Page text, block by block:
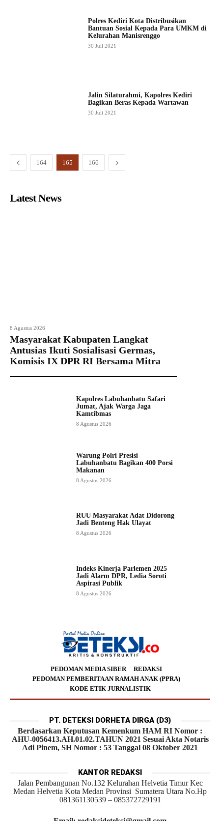
Polres Kediri Kota Distribusikan
Bantuan Sosial Kepada Para UMKM di
Kelurahan Manisrenggo
30 Juli 2021
Jalin Silaturahmi, Kapolres Kediri
Bagikan Beras Kepada Wartawan
30 Juli 2021
164 165 166
Latest News
8 Agustus 2026
Masyarakat Kabupaten Langkat
Antusias Ikuti Sosialisasi Germas,
Komisis IX DPR RI Bersama Mitra
Kapolres Labuhanbatu Safari
Jumat, Ajak Warga Jaga
Kamtibmas
8 Agustus 2026
Warung Polri Presisi
Labuhanbatu Bagikan 400 Porsi
Makanan
8 Agustus 2026
RUU Masyarakat Adat Didorong
Jadi Benteng Hak Ulayat
8 Agustus 2026
Indeks Kinerja Parlemen 2025
Jadi Alarm DPR, Ledia Soroti
Aspirasi Publik
8 Agustus 2026
PEDOMAN MEDIA SIBER
REDAKSI
PEDOMAN PEMBERITAAN RAMAH ANAK (PPRA)
KODE ETIK JURNALISTIK
PT. DETEKSI DORHETA DIRGA (D3)
Berdasarkan Keputusan Kemenkum HAM RI Nomor :
AHU-0056413.AH.01.02.TAHUN 2021 Sesuai Akta Notaris
Adi Pinem, SH Nomor : 53 Tanggal 08 Oktober 2021
KANTOR REDAKSI
Jalan Pembangunan No.132 Kelurahan Helvetia Timur Kec
Medan Helvetia Kota Medan Provinsi Sumatera Utara No.Hp
081361130539 – 085372729191